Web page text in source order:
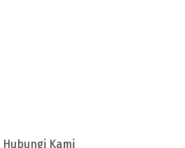
Hubungi Kami